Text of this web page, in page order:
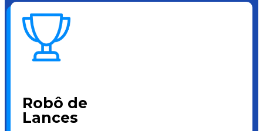
Robô de
Lances